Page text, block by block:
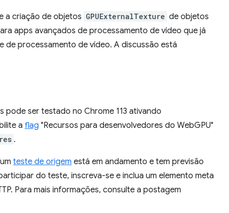
a criação de objetos GPUExternalTexture de objetos
apps avançados de processamento de vídeo que já
de processamento de vídeo. A discussão está
pode ser testado no Chrome 113 ativando
a flag "Recursos para desenvolvedores do WebGPU"
.
teste de origem está em andamento e tem previsão
do teste, inscreva-se e inclua um elemento meta
Para mais informações, consulte a postagem